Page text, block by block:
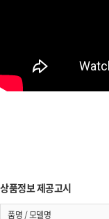
상품정보 제공고시
품명 / 모델명